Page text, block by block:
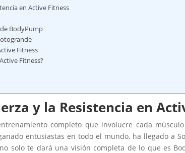
en Active Fitness
BodyPump
Fitness
Fitness?
y la Resistencia en
completo que involucre cada
entusiastas en todo el mundo, ha llegado a
solo te dará una visión completa de lo que es